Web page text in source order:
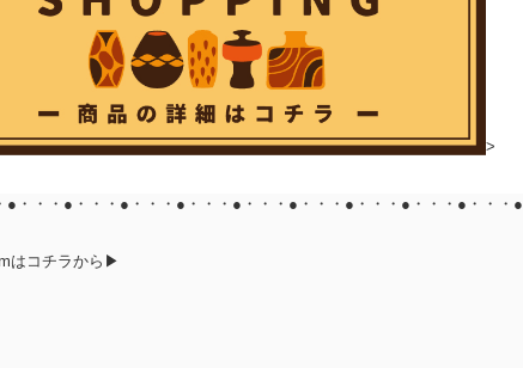
>
●・・・●・・・●・・・●・・・●・・・●・・・●・・・●・・・●・・・●
はコチラから▶